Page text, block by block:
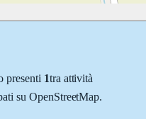
presenti 1tra attività
su OpenStreetMap.